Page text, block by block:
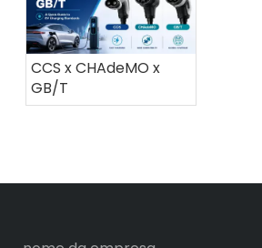
CCS x CHAdeMO x
GB/T